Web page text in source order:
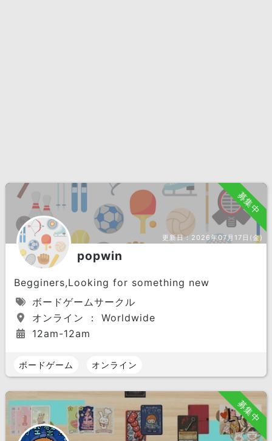
募集中
更新日： 2026年07月17日(金)
popwin
Begginers,Looking for something new
ボードゲームサークル
オンライン ： Worldwide
12am-12am
ボードゲーム オンライン
募集中